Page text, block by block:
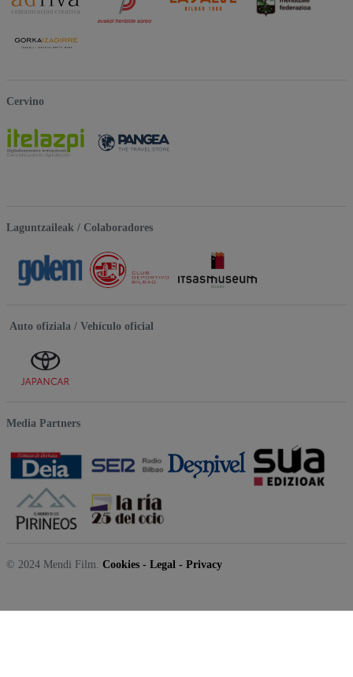
Cervino
Laguntzaileak / Colaboradores
Auto ofiziala / Vehículo oficial
Media Partners
© 2024 Mendi Film. Cookies - Legal - Privacy